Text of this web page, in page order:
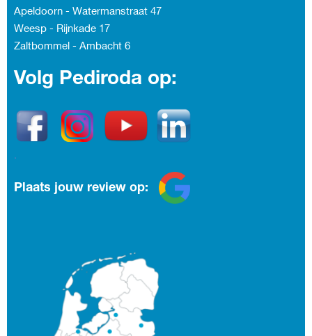
Apeldoorn - Watermanstraat 47
Weesp - Rijnkade 17
Zaltbommel - Ambacht 6
Volg Pediroda op:
.
Plaats jouw review op: